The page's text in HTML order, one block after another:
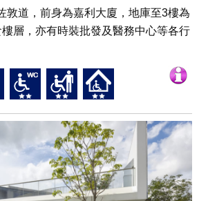
敦道，前身為嘉利大廈，地庫至3樓為
層，亦有時裝批發及醫務中心等各行